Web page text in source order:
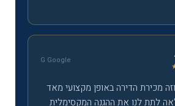
G Google
מכירת הדירה באופן מקצועי מאד
לתת לנו את ההגנה המקסימלית